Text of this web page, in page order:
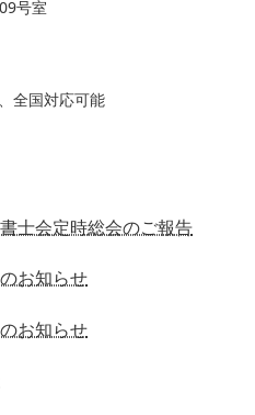
号室
全国対応可能
士会定時総会のご報告
お知らせ
お知らせ